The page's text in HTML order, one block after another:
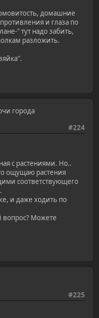
домашние
и глаза по
" тут надо забить,
разложить.
города
#224
с растениями. Но..
ощущаю растения
соответствующего
и даже ходить по
вопрос? Можете
#225